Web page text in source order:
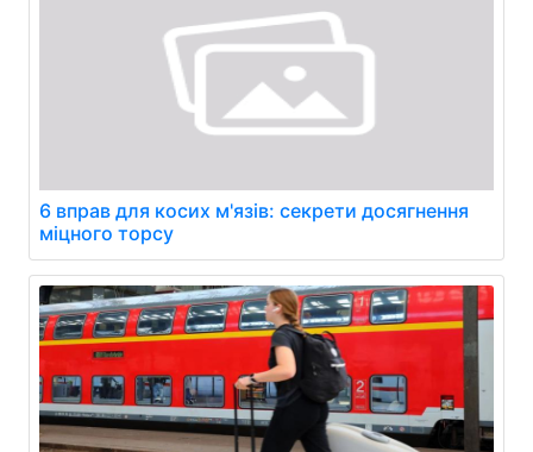
6 вправ для косих м'язів: секрети досягнення
міцного торсу